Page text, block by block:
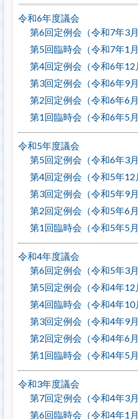
令和6年度議会
第6回定例会（令和7年3月
第5回臨時会（令和7年1月
第4回定例会（令和6年12
第3回定例会（令和6年9月
第2回定例会（令和6年6月
第1回臨時会（令和6年5月
令和5年度議会
第5回定例会（令和6年3月
第4回定例会（令和5年12
第3回定例会（令和5年9月
第2回定例会（令和5年6月
第1回臨時会（令和5年5月
令和4年度議会
第6回定例会（令和5年3月
第5回定例会（令和4年12
第4回臨時会（令和4年10
第3回定例会（令和4年9月
第2回定例会（令和4年6月
第1回臨時会（令和4年5月
令和3年度議会
第7回定例会（令和4年3月
第6回臨時会（令和4年1月